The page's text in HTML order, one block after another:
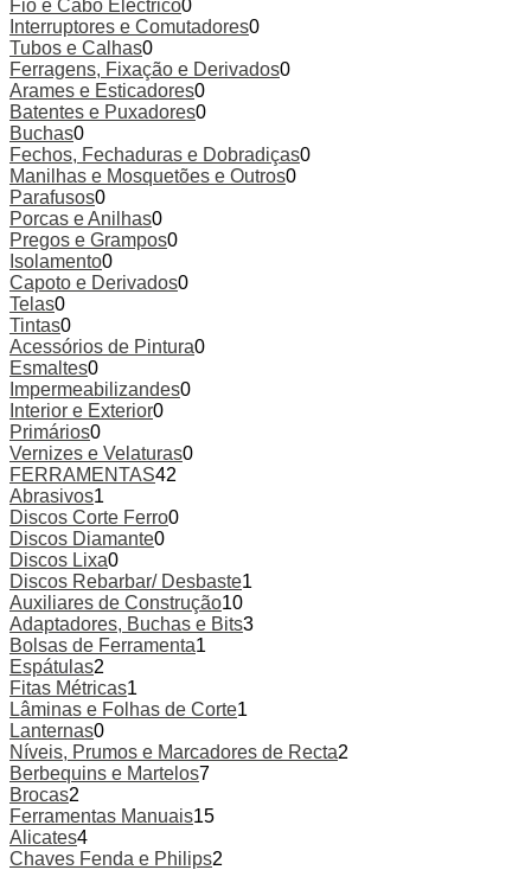
Fio e Cabo Eléctrico0
Interruptores e Comutadores0
Tubos e Calhas0
Ferragens, Fixação e Derivados0
Arames e Esticadores0
Batentes e Puxadores0
Buchas0
Fechos, Fechaduras e Dobradiças0
Manilhas e Mosquetões e Outros0
Parafusos0
Porcas e Anilhas0
Pregos e Grampos0
Isolamento0
Capoto e Derivados0
Telas0
Tintas0
Acessórios de Pintura0
Esmaltes0
Impermeabilizandes0
Interior e Exterior0
Primários0
Vernizes e Velaturas0
FERRAMENTAS42
Abrasivos1
Discos Corte Ferro0
Discos Diamante0
Discos Lixa0
Discos Rebarbar/ Desbaste1
Auxiliares de Construção10
Adaptadores, Buchas e Bits3
Bolsas de Ferramenta1
Espátulas2
Fitas Métricas1
Lâminas e Folhas de Corte1
Lanternas0
Níveis, Prumos e Marcadores de Recta2
Berbequins e Martelos7
Brocas2
Ferramentas Manuais15
Alicates4
Chaves Fenda e Philips2